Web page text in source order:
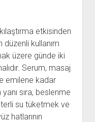
etkisinden
kullanım
üzere günde iki
Serum, masaj
emilene kadar
sıra, beslenme
su tüketmek ve
hatlarının